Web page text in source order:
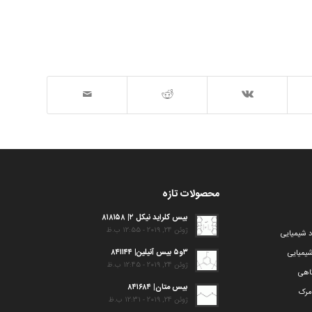
شیمیایی
مرک
محصولات تازه
بیس کلراید نیکل ۲| ۸۱۸۱۵۸
ژوئن 24, 2019 - 12:55 ب.ظ
۳و۵ بیس آنیلین| ۸۴۱۱۴۴
ژوئن 24, 2019 - 12:45 ب.ظ
بیس متان| ۸۴۱۶۸۴
ژوئن 24, 2019 - 12:31 ب.ظ